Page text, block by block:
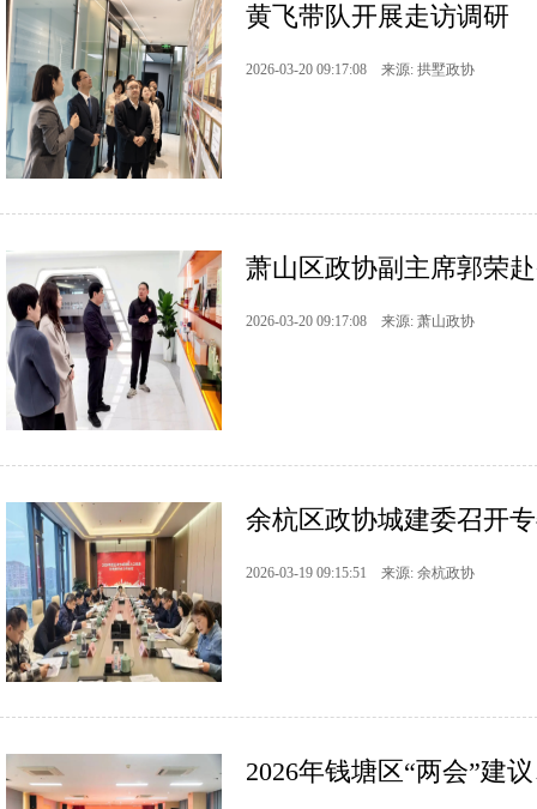
黄飞带队开展走访调研
2026-03-20 09:17:08 来源: 拱墅政协
萧山区政协副主席郭荣
2026-03-20 09:17:08 来源: 萧山政协
余杭区政协城建委召开
2026-03-19 09:15:51 来源: 余杭政协
2026年钱塘区“两会”建